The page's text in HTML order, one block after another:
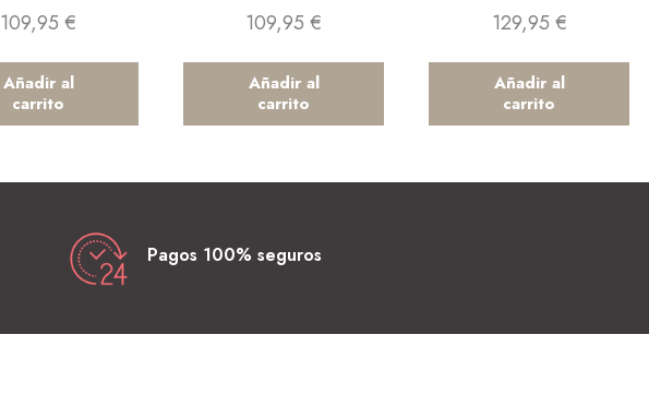
109,95€
Añadir al
carrito
109,95€
Añadir al
carrito
129,95 €
Añadir al
carrito
Pagos 100% seguros